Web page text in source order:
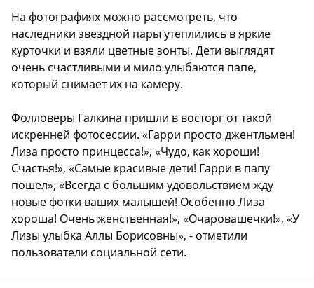
На фотографиях можно рассмотреть, что
наследники звездной пары утеплились в яркие
курточки и взяли цветные зонты. Дети выглядят
очень счастливыми и мило улыбаются папе,
который снимает их на камеру.
Фолловеры Галкина пришли в восторг от такой
искренней фотосессии. «Гарри просто джентльмен!
Лиза просто принцесса!», «Чудо, как хороши!
Счастья!», «Самые красивые дети! Гарри в папу
пошел», «Всегда с большим удовольствием жду
новые фотки ваших малышей! Особенно Лиза
хороша! Очень женственная!», «Очаровашечки!», «У
Лизы улыбка Аллы Борисовны», - отметили
пользователи социальной сети.